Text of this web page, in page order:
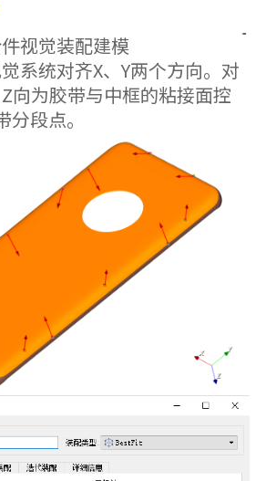
视觉装配建模
系统对齐X、Y两个方向。对
向为胶带与中框的粘接面控
段点。